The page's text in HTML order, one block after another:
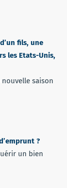
fils, une
les Etats-Unis,
saison
?
un bien